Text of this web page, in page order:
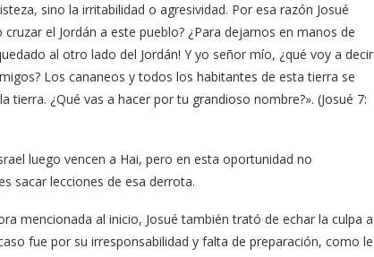
sino la irritabilidad o agresividad. Por esa razón Josué
el Jordán a este pueblo? ¿Para dejarnos en manos de
al otro lado del Jordán! Y yo señor mío, ¿qué voy a decir
Los cananeos y todos los habitantes de esta tierra se
¿Qué vas a hacer por tu grandioso nombre?». (Josué 7:
luego vencen a Hai, pero en esta oportunidad no
sacar lecciones de esa derrota.
mencionada al inicio, Josué también trató de echar la culpa a
fue por su irresponsabilidad y falta de preparación, como le